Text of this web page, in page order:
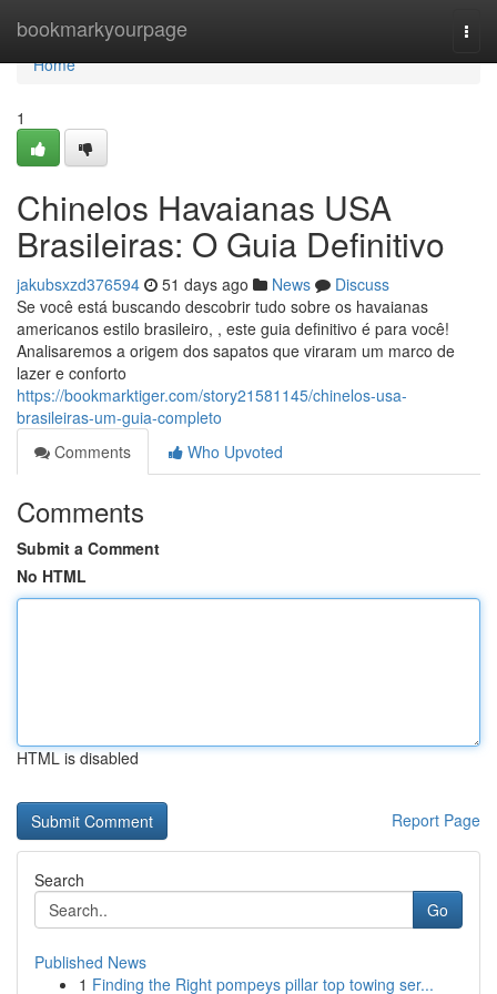
bookmarkyourpage
Home
Home
1
Chinelos Havaianas USA
Brasileiras: O Guia Definitivo
jakubsxzd376594 51 days ago News
Discuss
Se você está buscando descobrir tudo sobre os havaianas
americanos estilo brasileiro, , este guia definitivo é para você!
Analisaremos a origem dos sapatos que viraram um marco de
lazer e conforto
https://bookmarktiger.com/story21581145/chinelos-usa-
brasileiras-um-guia-completo
Comments
Who Upvoted
Comments
Submit a Comment
No HTML
HTML is disabled
Report Page
Search
Go
Published News
1 Finding the Right pompeys pillar top towing ser...